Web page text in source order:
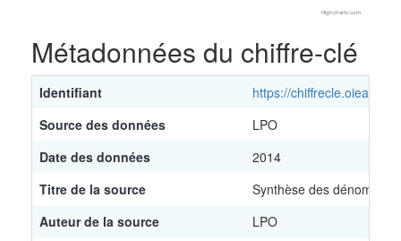
Highcharts.com
Métadonnées du chiffre-clé
Identifiant
https://chiffrecle.oieau.fr/
Source des données
LPO
Date des données
2014
Titre de la source
Synthèse des
Auteur de la source
LPO